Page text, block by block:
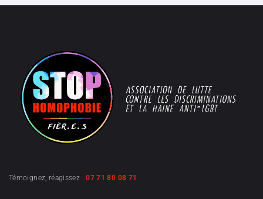
Témoignez, réagissez :07 71 80 08 71